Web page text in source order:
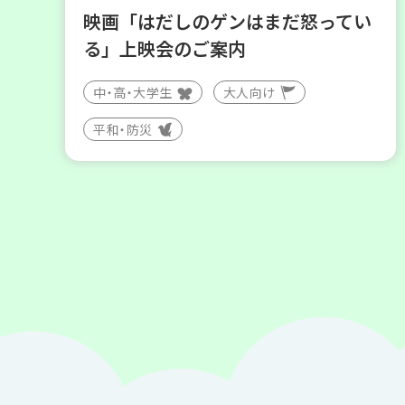
映画「はだしのゲンはまだ怒ってい
る」上映会のご案内
中・高・大学生 大人向け
平和・防災